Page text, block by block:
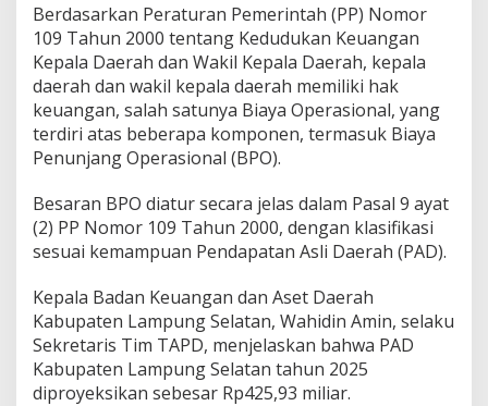
r
a
n
B
P
O
B
a
t
i
Berdasarkan Peraturan Pemerintah (PP) Nomor
109 Tahun 2000 tentang Kedudukan Keuangan
Kepala Daerah dan Wakil Kepala Daerah, kepala
daerah dan wakil kepala daerah memiliki hak
keuangan, salah satunya Biaya Operasional, yang
terdiri atas beberapa komponen, termasuk Biaya
Penunjang Operasional (BPO).
Besaran BPO diatur secara jelas dalam Pasal 9 ayat
(2) PP Nomor 109 Tahun 2000, dengan klasifikasi
sesuai kemampuan Pendapatan Asli Daerah (PAD).
Kepala Badan Keuangan dan Aset Daerah
Kabupaten Lampung Selatan, Wahidin Amin, selaku
Sekretaris Tim TAPD, menjelaskan bahwa PAD
Kabupaten Lampung Selatan tahun 2025
diproyeksikan sebesar Rp425,93 miliar.